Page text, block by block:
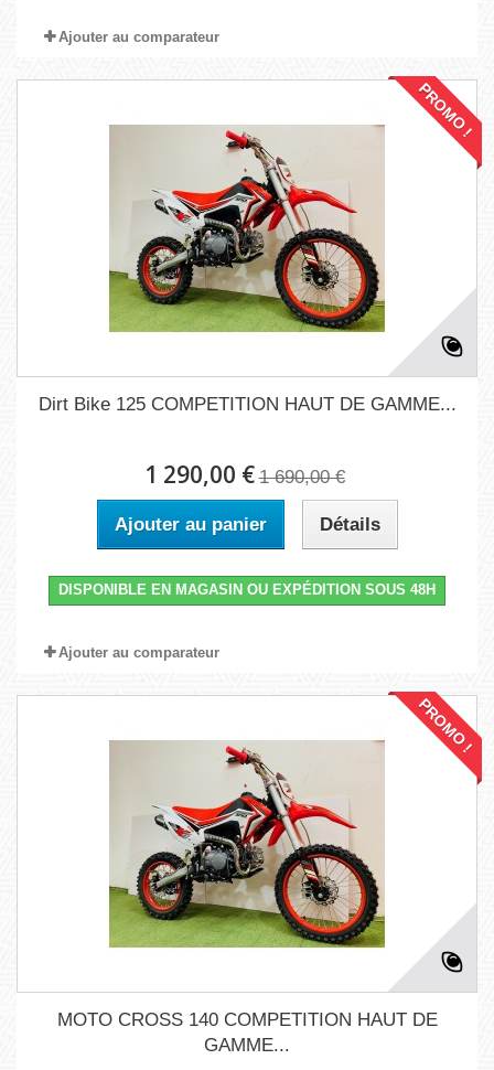
Ajouter au comparateur
PROMO !
Dirt Bike 125 COMPETITION HAUT DE GAMME...
1 290,00 € 1 690,00 €
Ajouter au panier Détails
DISPONIBLE EN MAGASIN OU EXPÉDITION SOUS 48H
Ajouter au comparateur
PROMO !
MOTO CROSS 140 COMPETITION HAUT DE
GAMME...